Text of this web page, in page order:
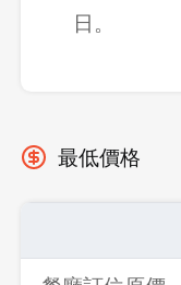
日。
最低價格